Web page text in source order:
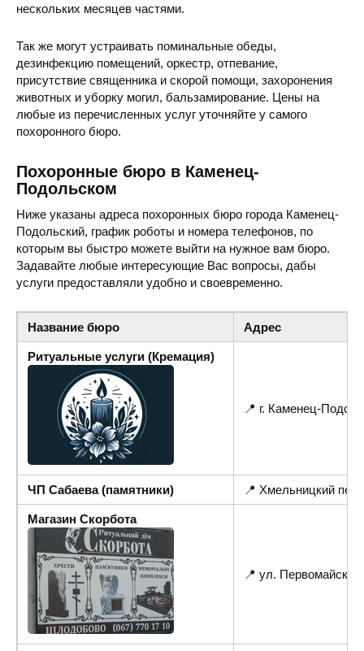
нескольких месяцев частями.
Так же могут устраивать поминальные обеды,
дезинфекцию помещений, оркестр, отпевание,
присутствие священника и скорой помощи, захоронения
животных и уборку могил, бальзамирование. Цены на
любые из перечисленных услуг уточняйте у самого
похоронного бюро.
Похоронные бюро в Каменец-
Подольском
Ниже указаны адреса похоронных бюро города Каменец-
Подольский, график роботы и номера телефонов, по
которым вы быстро можете выйти на нужное вам бюро.
Задавайте любые интересующие Вас вопросы, дабы
услуги предоставляли удобно и своевременно.
Название бюро Адрес
Ритуальные услуги (Кремация)
📍 г. Каменец-
ЧП Сабаева (памятники) 📍 Хмельницкий пер.
Магазин Скорбота
📍 ул. Первомайская